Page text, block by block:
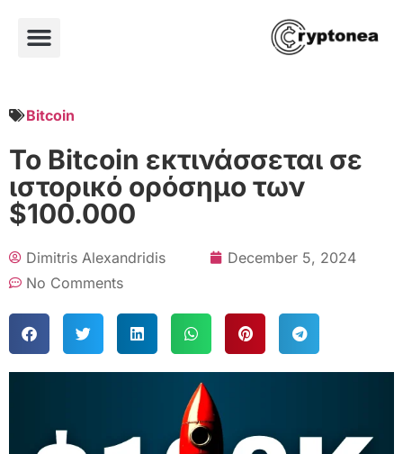
Bitcoin
Το Bitcoin εκτινάσσεται σε
ιστορικό ορόσημο των
$100.000
Dimitris Alexandridis
December 5, 2024
No Comments